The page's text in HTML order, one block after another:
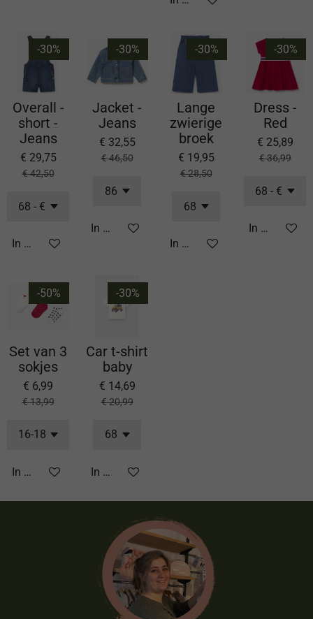
-30%
Overall -
short -
Jeans
€ 29,75
€ 42,50
In winkelwagen
-30%
Jacket -
Jeans
€ 32,55
€ 46,50
In winkelwagen
-30%
Lange
zwierige
broek
€ 19,95
€ 28,50
In winkelwagen
-30%
Dress -
Red
€ 25,89
€ 36,99
In
-50%
Set van 3
sokjes
€ 6,99
€ 13,99
In winkelwagen
-30%
Car t-shirt
baby
€ 14,69
€ 20,99
In winkelwagen